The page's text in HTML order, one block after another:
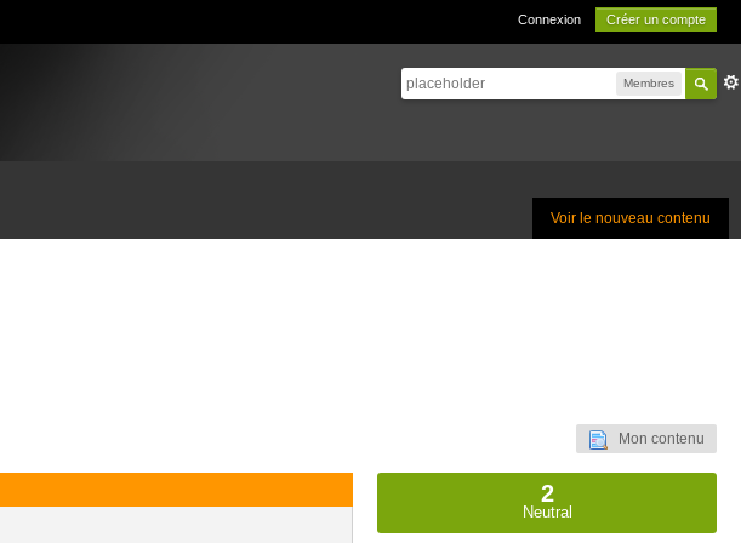
Connexion Créer un compte
Membres
Voir le nouveau contenu
Mon contenu
2
Neutral